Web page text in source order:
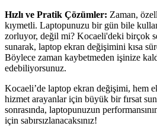
Hızlı ve Pratik Çözümler: Zaman,
kıymetli. Laptopunuzu bir gün bile
zorluyor, değil mi? Kocaeli'deki birçok
sunarak, laptop ekran değişimini kısa
Böylece zaman kaybetmeden işinize
edebiliyorsunuz.
Kocaeli’de laptop ekran değişimi, hem
hizmet arayanlar için büyük bir fırsat
sonrasında, laptopunuzun
için sabırsızlanacaksınız!